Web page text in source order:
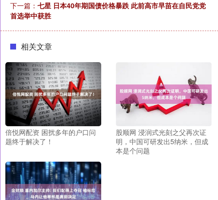
下一篇： 七星 日本40年期国债价格暴跌 此前高市早苗在自民党党
首选举中获胜
相关文章
倍悦网配资 困扰多年的户口问
题终于解决了！
股顺网 浸润式光刻之父再次证
明，中国可研发出5纳米，但成
本是个问题